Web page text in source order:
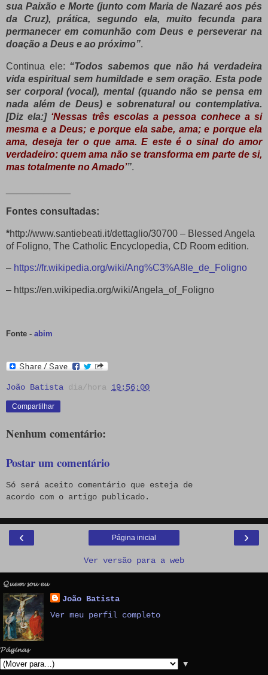
sua Paixão e Morte (junto com Maria de Nazaré aos pés
da Cruz), prática, segundo ela, muito fecunda para
permanecer em comunhão com Deus e perseverar na
doação a Deus e ao próximo”.
Continua ele: “Todos sabemos que não há verdadeira
vida espiritual sem humildade e sem oração. Esta pode
ser corporal (vocal), mental (quando não se pensa em
nada além de Deus) e sobrenatural ou contemplativa.
[Diz ela:] ‘Nessas três escolas a pessoa conhece a si
mesma e a Deus; e porque ela sabe, ama; e porque ela
ama, deseja ter o que ama. E este é o sinal do amor
verdadeiro: quem ama não se transforma em parte de si,
mas totalmente no Amado’”.
Fontes consultadas:
*http://www.santiebeati.it/dettaglio/30700 – Blessed Angela
of Foligno, The Catholic Encyclopedia, CD Room edition.
– https://fr.wikipedia.org/wiki/Ang%C3%A8le_de_Foligno
– https://en.wikipedia.org/wiki/Angela_of_Foligno
Fonte - abim
João Batista dia/hora 19:56:00
Compartilhar
Nenhum comentário:
Postar um comentário
Só será aceito comentário que esteja de
acordo com o artigo publicado.
‹ ›
Página inicial
Ver versão para a web
𝓠𝓾𝓮𝓶 𝓼𝓸𝓾 𝓮𝓾
João Batista
Ver meu perfil completo
𝓟𝓪́𝓰𝓲𝓷𝓪𝓼
▼